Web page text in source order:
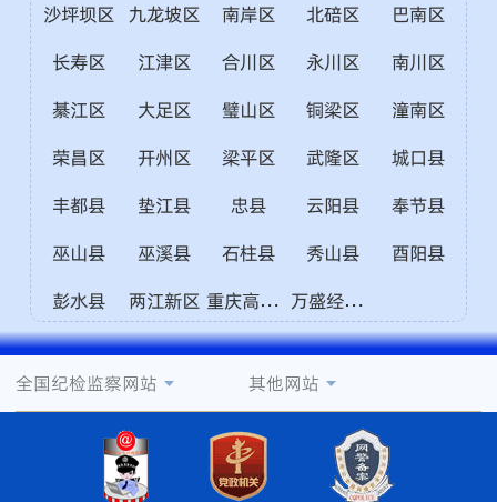
沙坪坝区 九龙坡区 南岸区 北碚区
巴南区
长寿区
江津区 合川区 永川区
南川区
綦江区
大足区 璧山区 铜梁区
潼南区
荣昌区
开州区 梁平区 武隆区
城口县
丰都县
垫江县 忠县 云阳县
奉节县
巫山县
巫溪县 石柱县 秀山县
酉阳县
彭水县
两江新区 重庆高新区 万盛经开区
全国纪检监察网站 其他网站